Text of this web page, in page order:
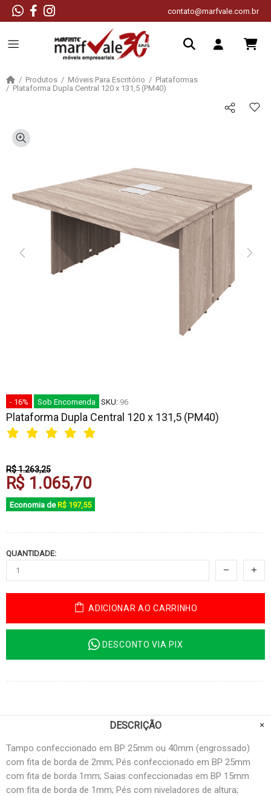
contato@marfvale.com.br
Produtos Móveis Para Escritório
Plataformas
Plataforma Dupla Central 120 x 131,5 (PM40)
- 16% Sob Encomenda SKU: 96
Plataforma Dupla Central 120 x 131,5 (PM40)
R$ 1.263,25
R$ 1.065,70
Economia de R$ 197,55
QUANTIDADE:
ADICIONAR AO CARRINHO
DESCONTO VIA PIX
DESCRIÇÃO
Tampo confeccionado em BP 25mm ou 40mm (engrossado)
com fita de borda de 2mm; Pés confeccionado em BP 25mm
com fita de borda 1mm; Saias confeccionadas em BP 15mm
com fita de borda de 1mm; Pés com niveladores de altura;